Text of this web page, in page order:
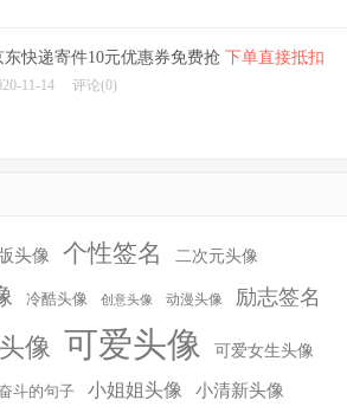
东快递寄件10元优惠券免费抢 下单直接抵扣
11-14 评论(0)
头像 个性签名 二次元头像
冷酷头像 创意头像 动漫头像 励志签名
像 可爱头像 可爱女生头像
斗的句子 小姐姐头像 小清新头像